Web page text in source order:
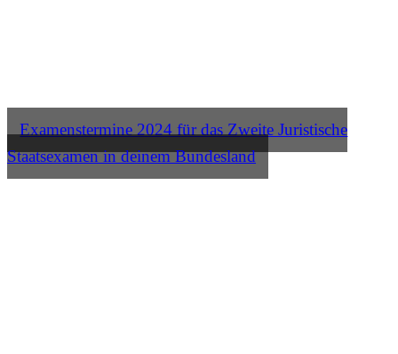
Examenstermine 2024 für das Zweite Juristische
Staatsexamen in deinem Bundesland